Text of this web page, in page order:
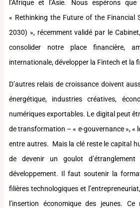
l’Afrique et l’Asie. Nous espérons
« Rethinking the Future of the Financial
2030) », récemment validé par le
consolider notre place financière,
internationale, développer la Fintech et la
D’autres relais de croissance doivent
énergétique, industries créatives,
numériques exportables. Le digital peut
de transformation – « e-gouvernance », «
entre autres. Mais la clé reste le capital
de devenir un goulot
développement. Il faut soutenir la
filières technologiques et
l’insertion économique des jeunes.